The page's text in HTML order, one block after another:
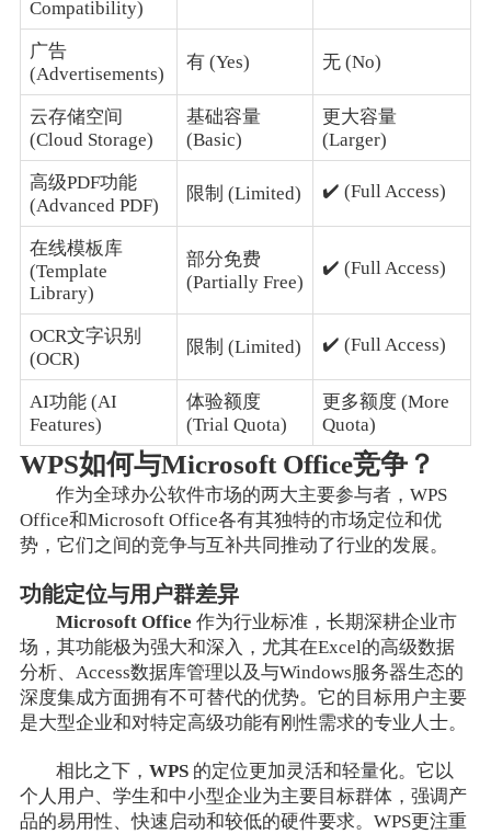
Compatibility)
广告
(Advertisements)
有 (Yes) 无 (No)
云存储空间
(Cloud Storage)
基础容量
(Basic)
更大容量
(Larger)
高级PDF功能
(Advanced PDF)
限制 (Limited) ✔️ (Full Access)
在线模板库
(Template
Library)
部分免费
(Partially Free)
✔️ (Full Access)
OCR文字识别
(OCR)
限制 (Limited) ✔️ (Full Access)
AI功能 (AI
Features)
体验额度
(Trial Quota)
更多额度 (More
Quota)
WPS如何与Microsoft Office竞争？
作为全球办公软件市场的两大主要参与者，WPS
Office和Microsoft Office各有其独特的市场定位和优
势，它们之间的竞争与互补共同推动了行业的发展。
功能定位与用户群差异
Microsoft Office 作为行业标准，长期深耕企业市
场，其功能极为强大和深入，尤其在Excel的高级数据
分析、Access数据库管理以及与Windows服务器生态的
深度集成方面拥有不可替代的优势。它的目标用户主要
是大型企业和对特定高级功能有刚性需求的专业人士。
相比之下，WPS 的定位更加灵活和轻量化。它以
个人用户、学生和中小型企业为主要目标群体，强调产
品的易用性、快速启动和较低的硬件要求。WPS更注重